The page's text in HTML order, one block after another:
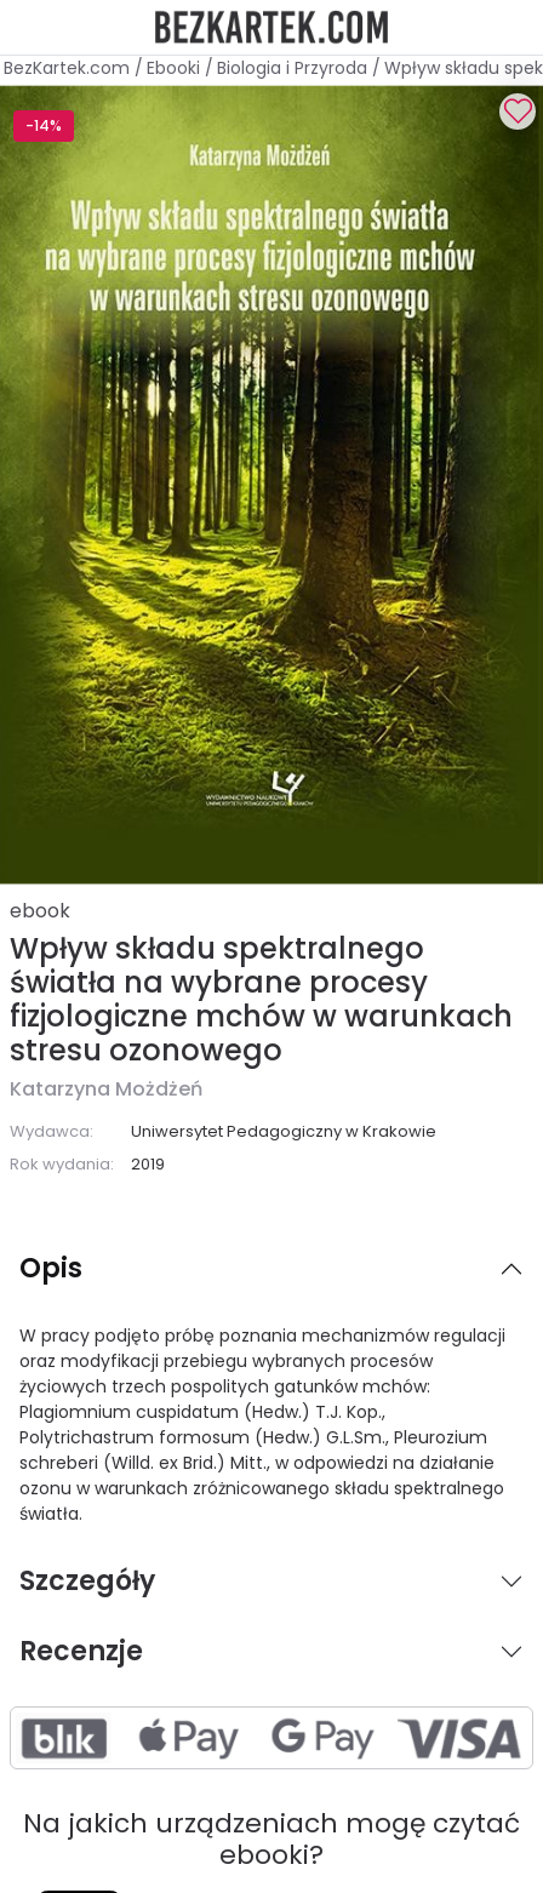
BezKartek.com / Ebooki / Biologia i Przyroda / Wpływ składu
-14%
ebook
Wpływ składu spektralnego
światła na wybrane procesy
fizjologiczne mchów w warunkach
stresu ozonowego
Katarzyna Możdżeń
Wydawca:
Uniwersytet Pedagogiczny w Krakowie
Rok wydania:
2019
Opis
W pracy podjęto próbę poznania mechanizmów regulacji
oraz modyfikacji przebiegu wybranych procesów
życiowych trzech pospolitych gatunków mchów:
Plagiomnium cuspidatum (Hedw.) T.J. Kop.,
Polytrichastrum formosum (Hedw.) G.L.Sm., Pleurozium
schreberi (Willd. ex Brid.) Mitt., w odpowiedzi na działanie
ozonu w warunkach zróżnicowanego składu spektralnego
światła.
Szczegóły
Recenzje
Na jakich urządzeniach mogę czytać
ebooki?